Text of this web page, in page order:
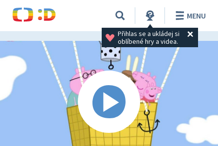
Přihlas se a ukládej si
oblíbené hry a videa.
MENU